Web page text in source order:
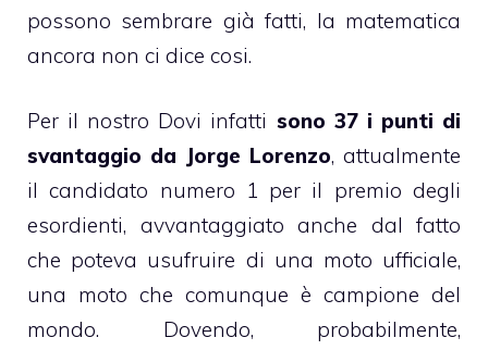
possono sembrare già fatti, la matematica
ancora non ci dice cosi.
Per il nostro Dovi infatti sono 37 i punti di
svantaggio da Jorge Lorenzo, attualmente
il candidato numero 1 per il premio degli
esordienti, avvantaggiato anche dal fatto
che poteva usufruire di una moto ufficiale,
una moto che comunque è campione del
mondo. Dovendo, probabilmente,